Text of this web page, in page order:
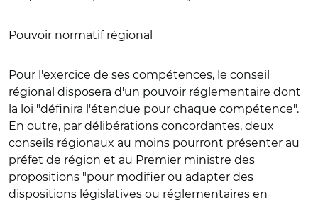
Pouvoir normatif régional
Pour l'exercice de ses compétences, le conseil
régional disposera d'un pouvoir réglementaire dont
la loi "définira l'étendue pour chaque compétence".
En outre, par délibérations concordantes, deux
conseils régionaux au moins pourront présenter au
préfet de région et au Premier ministre des
propositions "pour modifier ou adapter des
dispositions législatives ou réglementaires en